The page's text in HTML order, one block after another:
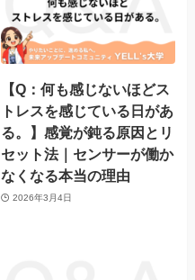
【Q：何も感じないほどス
トレスを感じている日があ
る。】感覚が鈍る原因とリ
セット法｜センサーが働か
なくなる本当の理由
2026年3月4日